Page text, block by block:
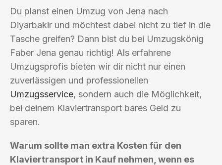
Du planst einen Umzug von Jena nach
Diyarbakir und möchtest dabei nicht zu tief in die
Tasche greifen? Dann bist du bei Umzugskönig
Faber Jena genau richtig! Als erfahrene
Umzugsprofis bieten wir dir nicht nur einen
zuverlässigen und professionellen
Umzugsservice, sondern auch die Möglichkeit,
bei deinem Klaviertransport bares Geld zu
sparen.
Warum sollte man extra Kosten für den
Klaviertransport in Kauf nehmen, wenn es